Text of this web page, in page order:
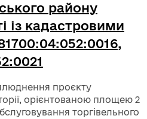
району
із кадастровими
проєкту
орієнтованою площею 2
торгівельного